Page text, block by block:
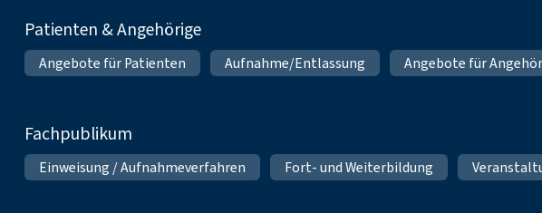
Patienten & Angehörige
Angebote für Patienten Aufnahme/Entlassung Angebote für
Fachpublikum
Einweisung / Aufnahmeverfahren Fort- und Weiterbildung